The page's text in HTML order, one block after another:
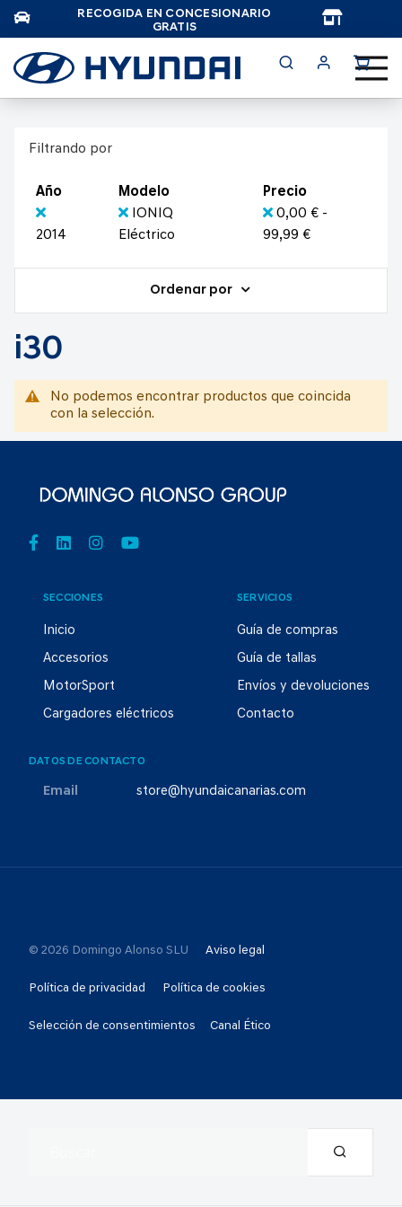
RECOGIDA EN CONCESIONARIO
GRATIS
Filtrando por
Año
2014
Modelo
IONIQ
Eléctrico
Precio
0,00 € -
99,99 €
Ordenar por
i30
No podemos encontrar productos que coincida
con la selección.
SECCIONES
Inicio
Accesorios
MotorSport
Cargadores eléctricos
SERVICIOS
Guía de compras
Guía de tallas
Envíos y devoluciones
Contacto
DATOS DE CONTACTO
Email store@hyundaicanarias.com
© 2026 Domingo Alonso SLU Aviso legal
Política de privacidad Política de cookies
Selección de consentimientos Canal Ético